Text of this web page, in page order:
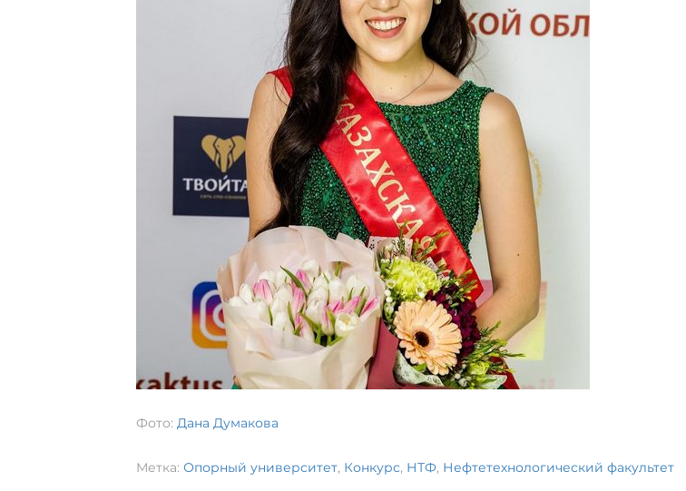
Фото: Дана Думакова
Метка: Опорный университет, Конкурс, НТФ, Нефтетехнологический факультет